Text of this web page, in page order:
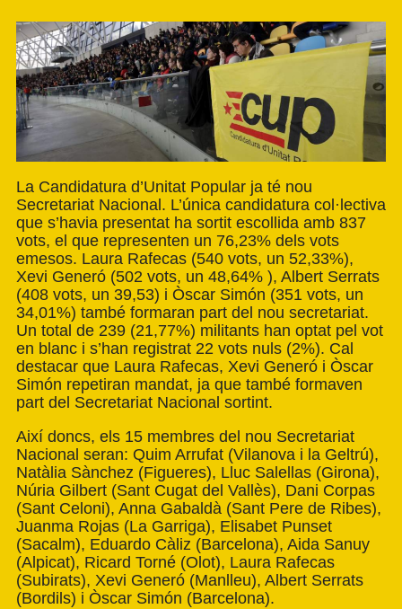
La Candidatura d’Unitat Popular ja té nou
Secretariat Nacional. L’única candidatura col·lectiva
que s’havia presentat ha sortit escollida amb 837
vots, el que representen un 76,23% dels vots
emesos. Laura Rafecas (540 vots, un 52,33%),
Xevi Generó (502 vots, un 48,64% ), Albert Serrats
(408 vots, un 39,53) i Òscar Simón (351 vots, un
34,01%) també formaran part del nou secretariat.
Un total de 239 (21,77%) militants han optat pel vot
en blanc i s’han registrat 22 vots nuls (2%). Cal
destacar que Laura Rafecas, Xevi Generó i Òscar
Simón repetiran mandat, ja que també formaven
part del Secretariat Nacional sortint.
Així doncs, els 15 membres del nou Secretariat
Nacional seran: Quim Arrufat (Vilanova i la Geltrú),
Natàlia Sànchez (Figueres), Lluc Salellas (Girona),
Núria Gilbert (Sant Cugat del Vallès), Dani Corpas
(Sant Celoni), Anna Gabaldà (Sant Pere de Ribes),
Juanma Rojas (La Garriga), Elisabet Punset
(Sacalm), Eduardo Càliz (Barcelona), Aida Sanuy
(Alpicat), Ricard Torné (Olot), Laura Rafecas
(Subirats), Xevi Generó (Manlleu), Albert Serrats
(Bordils) i Òscar Simón (Barcelona).